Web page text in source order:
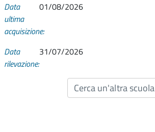
Data
ultima
acquisizione:
01/08/2026
Data
rilevazione:
31/07/2026
Cerca un'altra scuola